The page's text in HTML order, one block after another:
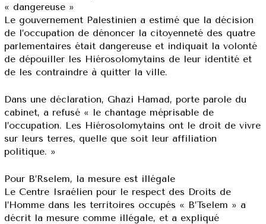
« dangereuse »
Le gouvernement Palestinien a estimé que la décision
de l’occupation de dénoncer la citoyenneté des quatre
parlementaires était dangereuse et indiquait la volonté
de dépouiller les Hiérosolomytains de leur identité et
de les contraindre à quitter la ville.
Dans une déclaration, Ghazi Hamad, porte parole du
cabinet, a refusé « le chantage méprisable de
l’occupation. Les Hiérosolomytains ont le droit de vivre
sur leurs terres, quelle que soit leur affiliation
politique. »
Pour B’Rselem, la mesure est illégale
Le Centre Israélien pour le respect des Droits de
l’Homme dans les territoires occupés « B’Tselem » a
décrit la mesure comme illégale, et a expliqué